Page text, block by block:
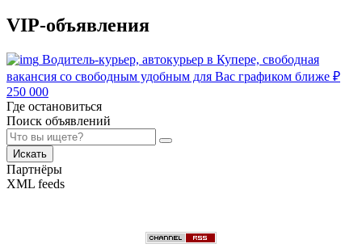
VIP-объявления
Водитель-курьер, автокурьер в Купере, свободная
вакансия со свободным удобным для Вас графиком ближе ₽
250 000
Где остановиться
Поиск объявлений
Искать
Партнёры
XML feeds